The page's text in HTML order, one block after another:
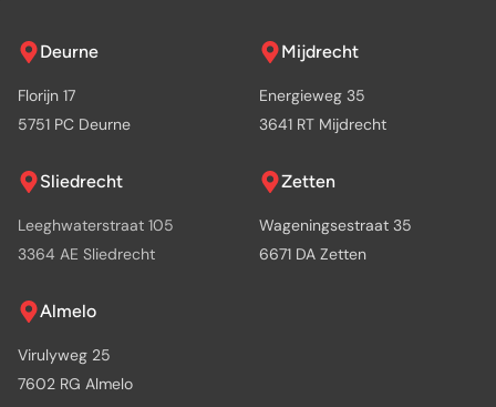
Deurne
Florijn 17
5751 PC Deurne
Mijdrecht
Energieweg 35
3641 RT Mijdrecht
Sliedrecht
Leeghwaterstraat 105
3364 AE Sliedrecht
Zetten
Wageningsestraat 35
6671 DA Zetten
Almelo
Virulyweg 25
7602 RG Almelo